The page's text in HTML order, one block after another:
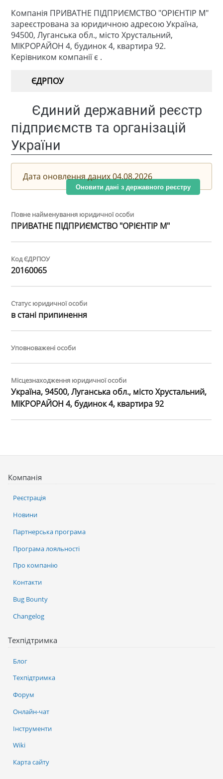
Компанія ПРИВАТНЕ ПІДПРИЄМСТВО "ОРІЄНТІР М"
зареєстрована за юридичною адресою Україна,
94500, Луганська обл., місто Хрустальний,
МІКРОРАЙОН 4, будинок 4, квартира 92.
Керівником компанії є .
ЄДРПОУ
Єдиний державний реєстр
підприємств та організацій
України
Дата оновлення даних 04.08.2026
Оновити дані з державного реєстру
Повне найменування юридичної особи
ПРИВАТНЕ ПІДПРИЄМСТВО "ОРІЄНТІР М"
Код ЄДРПОУ
20160065
Статус юридичної особи
в стані припинення
Уповноважені особи
Місцезнаходження юридичної особи
Україна, 94500, Луганська обл., місто Хрустальний,
МІКРОРАЙОН 4, будинок 4, квартира 92
Компанія
Реєстрація
Новини
Партнерська програма
Програма лояльності
Про компанію
Контакти
Bug Bounty
Changelog
Техпідтримка
Блог
Техпідтримка
Форум
Онлайн-чат
Інструменти
Wiki
Карта сайту